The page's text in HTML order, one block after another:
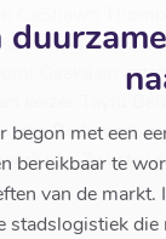
CaShawn
Osaka en
keizer Taytu
Redmond,
van Zwarte
begon met een
bereikbaar te
van de
stadslogistiek